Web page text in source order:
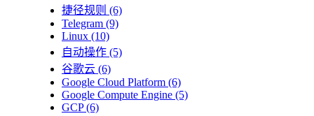
捷径规则 (6)
Telegram (9)
Linux (10)
自动操作 (5)
谷歌云 (6)
Google Cloud Platform (6)
Google Compute Engine (5)
GCP(6)